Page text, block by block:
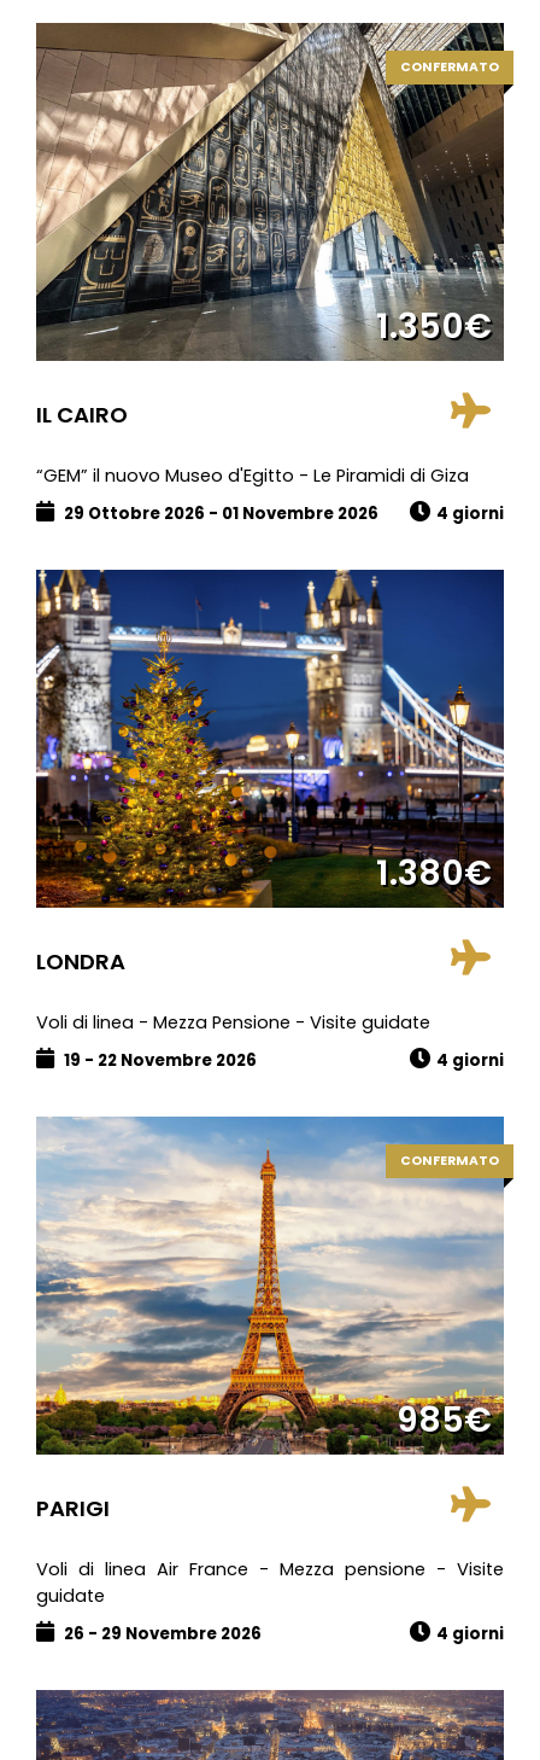
CONFERMATO
1.350€
IL CAIRO
“GEM” il nuovo Museo d'Egitto - Le Piramidi di Giza
29 Ottobre 2026 - 01 Novembre 2026 4 giorni
1.380€
LONDRA
Voli di linea - Mezza Pensione - Visite guidate
19 - 22 Novembre 2026 4 giorni
CONFERMATO
985€
PARIGI
Voli di linea Air France - Mezza pensione - Visite
guidate
26 - 29 Novembre 2026 4 giorni